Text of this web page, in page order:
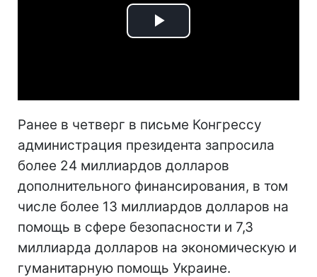
Play
Ранее в четверг в письме Конгрессу
администрация президента запросила
более 24 миллиардов долларов
дополнительного финансирования, в том
числе более 13 миллиардов долларов на
помощь в сфере безопасности и 7,3
миллиарда долларов на экономическую и
гуманитарную помощь Украине.